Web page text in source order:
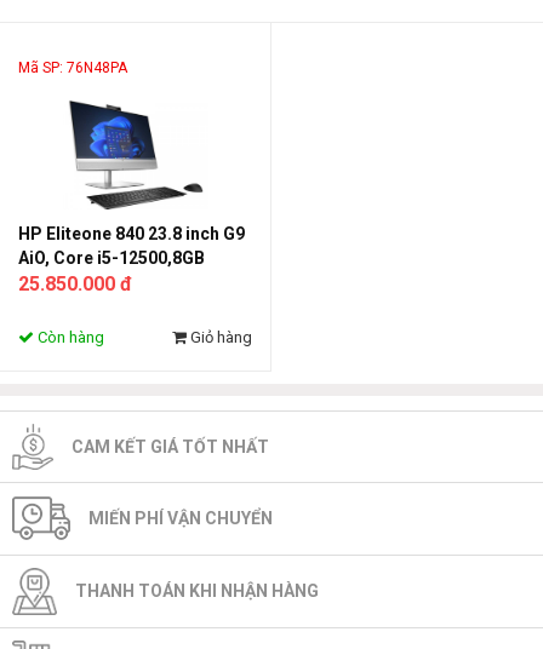
Mã SP: 76N48PA
HP Eliteone 840 23.8 inch G9
AiO, Core i5-12500,8GB
RAM,256GB SSD,Màn hình
,Windows 11 Home
25.850.000 đ
Còn hàng Giỏ hàng
CAM KẾT GIÁ TỐT NHẤT
MIẾN PHÍ VẬN CHUYỂN
THANH TOÁN KHI NHẬN HÀNG